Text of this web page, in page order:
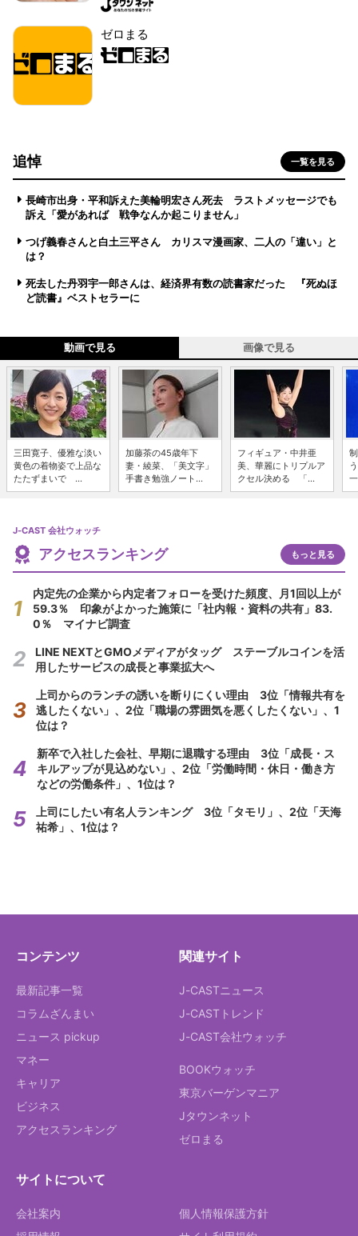
ゼロまる
追悼 一覧を見る
長崎市出身・平和訴えた美輪明宏さん死去 ラストメッセージでも
訴え「愛があれば 戦争なんか起こりません」
つげ義春さんと白土三平さん カリスマ漫画家、二人の「違い」と
は？
死去した丹羽宇一郎さんは、経済界有数の読書家だった 『死ぬほ
ど読書』ベストセラーに
動画で見る 画像で見る
三田寛子、優雅な淡い
黄色の着物姿で上品な
たたずまいで ...
加藤茶の45歳年下
妻・綾菜、「美文字」
手書き勉強ノート...
フィギュア・中井亜
美、華麗にトリプルア
クセル決める 「...
J-CAST 会社ウォッチ
アクセスランキング もっと見る
内定先の企業から内定者フォローを受けた頻度、月1回以上が
59.3％ 印象がよかった施策に「社内報・資料の共有」83.
0％ マイナビ調査
LINE NEXTとGMOメディアがタッグ ステーブルコインを活
用したサービスの成長と事業拡大へ
上司からのランチの誘いを断りにくい理由 3位「情報共有を
逃したくない」、2位「職場の雰囲気を悪くしたくない」、1
位は？
新卒で入社した会社、早期に退職する理由 3位「成長・ス
キルアップが見込めない」、2位「労働時間・休日・働き方
などの労働条件」、1位は？
上司にしたい有名人ランキング 3位「タモリ」、2位「天海
祐希」、1位は？
コンテンツ
最新記事一覧
コラムざんまい
ニュース pickup
マネー
キャリア
ビジネス
アクセスランキング
関連サイト
J-CASTニュース
J-CASTトレンド
J-CAST会社ウォッチ
BOOKウォッチ
東京バーゲンマニア
Jタウンネット
ゼロまる
サイトについて
会社案内
個人情報保護方針